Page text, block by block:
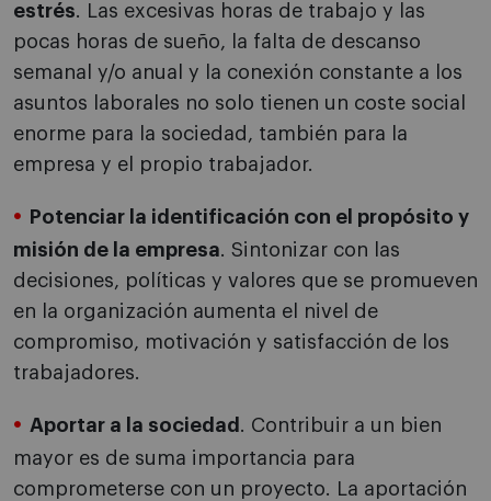
estrés. Las excesivas horas de trabajo y las
pocas horas de sueño, la falta de descanso
semanal y/o anual y la conexión constante a los
asuntos laborales no solo tienen un coste social
enorme para la sociedad, también para la
empresa y el propio trabajador.
Potenciar la identificación con el propósito y
misión de la empresa. Sintonizar con las
decisiones, políticas y valores que se promueven
en la organización aumenta el nivel de
compromiso, motivación y satisfacción de los
trabajadores.
Aportar a la sociedad . Contribuir a un bien
mayor es de suma importancia para
comprometerse con un proyecto. La aportación